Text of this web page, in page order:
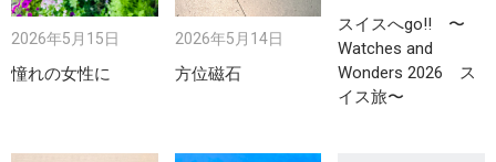
2026年5月15日
憧れの女性に
2026年5月14日
方位磁石
スイスへgo!! 〜
Watches and
Wonders 2026 ス
イス旅〜